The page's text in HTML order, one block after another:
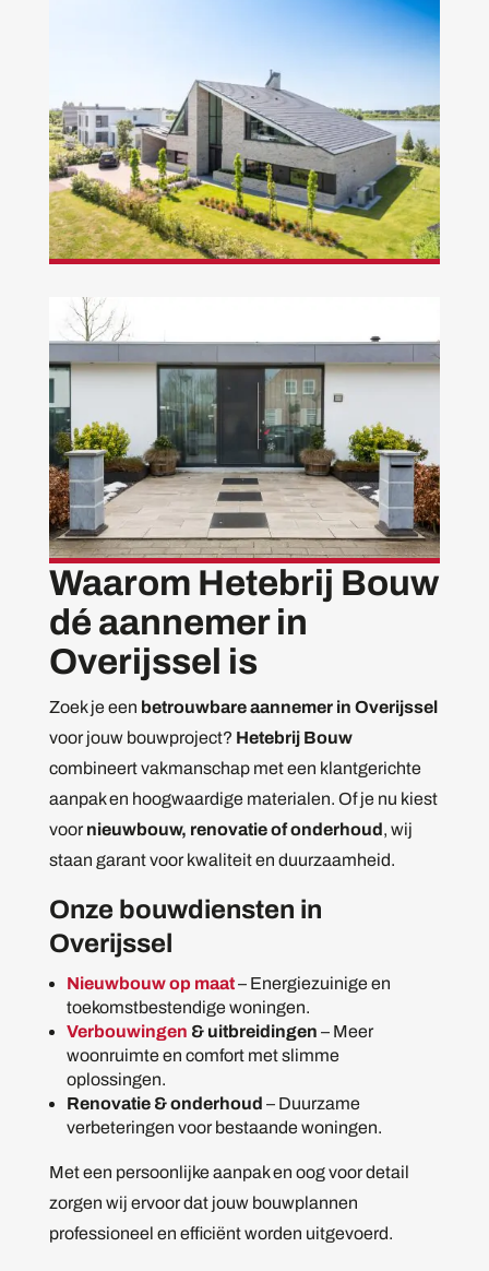
Waarom Hetebrij Bouw
dé aannemer in
Overijssel is
Zoek je een betrouwbare aannemer in Overijssel
voor jouw bouwproject? Hetebrij Bouw
combineert vakmanschap met een klantgerichte
aanpak en hoogwaardige materialen. Of je nu kiest
voor nieuwbouw, renovatie of onderhoud, wij
staan garant voor kwaliteit en duurzaamheid.
Onze bouwdiensten in
Overijssel
Nieuwbouw op maat– Energiezuinige en
toekomstbestendige woningen.
Verbouwingen & uitbreidingen – Meer
woonruimte en comfort met slimme
oplossingen.
Renovatie & onderhoud – Duurzame
verbeteringen voor bestaande woningen.
Met een persoonlijke aanpak en oog voor detail
zorgen wij ervoor dat jouw bouwplannen
professioneel en efficiënt worden uitgevoerd.